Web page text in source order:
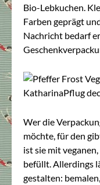
Bio-Lebkuchen.
Farben geprägt
Nachricht bedarf
Wer die
möchte, für den
ist sie mit
befüllt. Allerdings
gestalten: